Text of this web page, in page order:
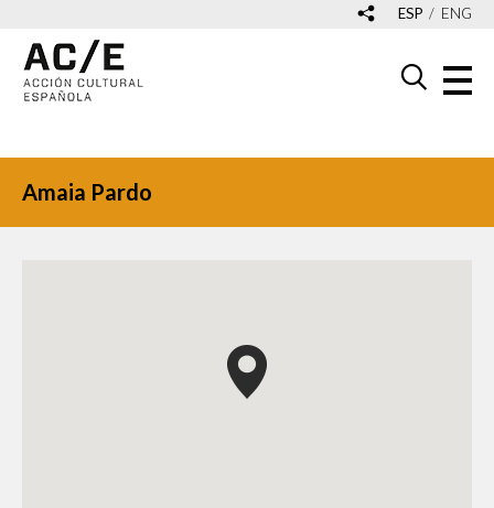
ESP ENG
Amaia Pardo